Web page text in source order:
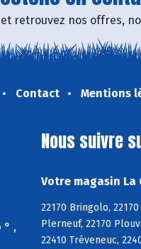
retrouvez nos offres,
Contact Mentions
° ,
Nous suivre
Votre magasin La
22170 Bringolo,
Plerneuf, 22170
22410 Tréveneuc,